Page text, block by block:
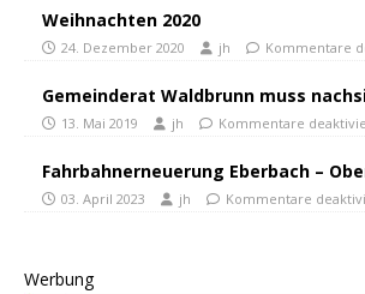
Weihnachten 2020
24. Dezember 2020 jh Kommentare
Gemeinderat Waldbrunn muss
13. Mai 2019 jh Kommentare
Fahrbahnerneuerung Eberbach –
03. April 2023 jh Kommentare
Werbung